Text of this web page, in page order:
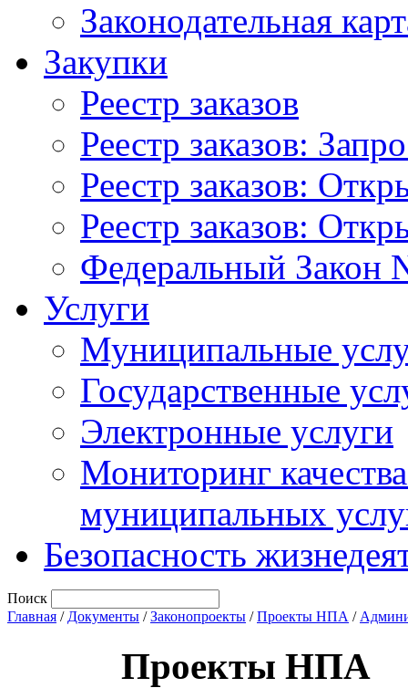
Законодательная
Закупки
Реестр заказов
Реестр заказов:
Реестр заказов:
Реестр заказов:
Федеральный Закон
Услуги
Муниципальные
Государственные
Электронные услуги
Мониторинг
муниципальных
Безопасность
Поиск
Главная / Документы /Законопроекты /Проекты НПА /
Проекты НПА